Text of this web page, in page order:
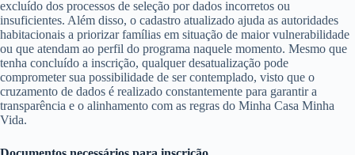
excluído dos processos de seleção por dados incorretos ou
insuficientes. Além disso, o cadastro atualizado ajuda as autoridades
habitacionais a priorizar famílias em situação de maior vulnerabilidade
ou que atendam ao perfil do programa naquele momento. Mesmo que
tenha concluído a inscrição, qualquer desatualização pode
comprometer sua possibilidade de ser contemplado, visto que o
cruzamento de dados é realizado constantemente para garantir a
transparência e o alinhamento com as regras do Minha Casa Minha
Vida.